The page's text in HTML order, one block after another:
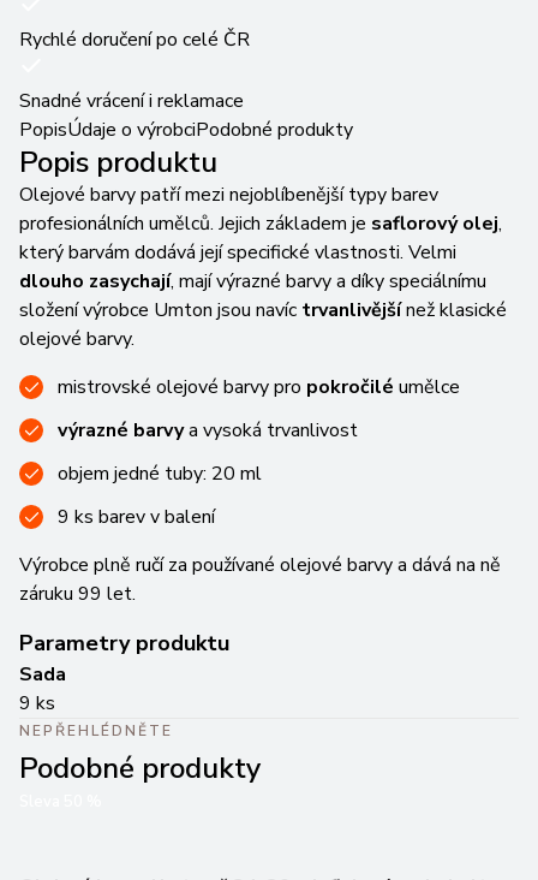
Rychlé doručení po celé ČR
Snadné vrácení i reklamace
PopisÚdaje o výrobciPodobné produkty
Popis produktu
Olejové barvy patří mezi nejoblíbenější typy barev
profesionálních umělců. Jejich základem je saflorový olej,
který barvám dodává její specifické vlastnosti. Velmi
dlouho zasychají, mají výrazné barvy a díky speciálnímu
složení výrobce Umton jsou navíc trvanlivějšínež klasické
olejové barvy.
mistrovské olejové barvy pro pokročilé umělce
výrazné barvya vysoká trvanlivost
objem jedné tuby: 20 ml
9 ks barev v balení
Výrobce plně ručí za používané olejové barvy a dává na ně
záruku 99 let.
Parametry produktu
Sada
9 ks
NEPŘEHLÉDNĚTE
Podobné produkty